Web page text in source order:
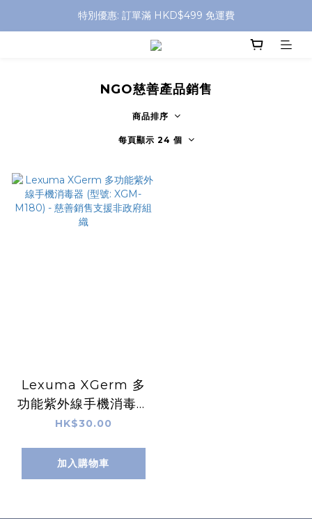
特別優惠: 訂單滿 HKD$499 免運費
特別優惠: 訂單滿 HKD$499 免運費
門店自取 任何消費免運費
NGO慈善產品銷售
商品排序
每頁顯示 24 個
Lexuma XGerm 多
功能紫外線手機消毒器
(型號: XGM-M180) -
織
HK$30.00
加入購物車